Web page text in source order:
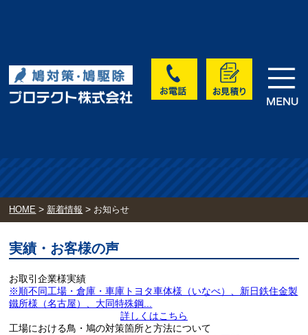
HOME > 新着情報 > お知らせ
実績・お客様の声
お取引企業様実績
※順不同工場・倉庫・車庫トヨタ車体様（いなべ）、新日鉄住金製
鐵所様（名古屋）、大同特殊鋼...
詳しくはこちら
工場における鳥・鳩の対策箇所と方法について